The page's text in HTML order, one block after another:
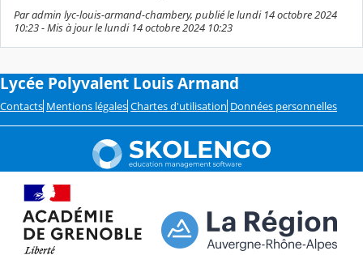
Par admin lyc-louis-armand-chambery, publié le lundi 14 octobre 2024
10:23 - Mis à jour le lundi 14 octobre 2024 10:23
Lycée Polyvalent Louis Armand
Contacts Mentions légales Chartes d'utilisation Données personnelles